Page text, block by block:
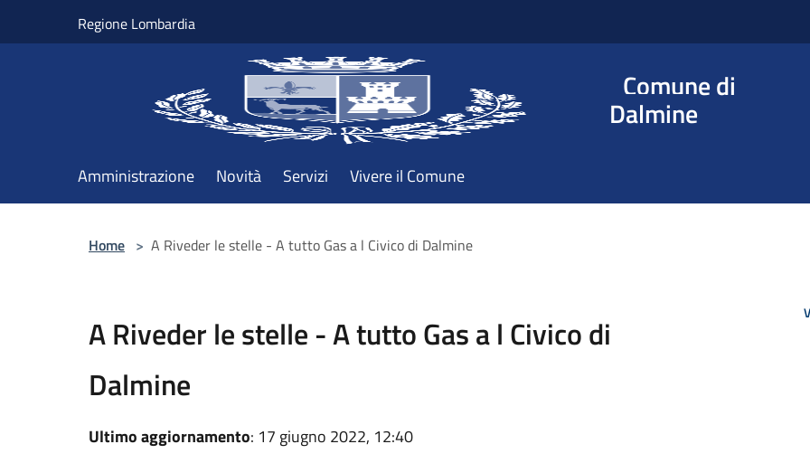
Regione Lombardia
Comune di
Dalmine
Amministrazione Novità Servizi Vivere il Comune
Home > A Riveder le stelle - A tutto Gas a l Civico di Dalmine
A Riveder le stelle - A tutto Gas a l Civico di
Dalmine
Ultimo aggiornamento: 17 giugno 2022, 12:40